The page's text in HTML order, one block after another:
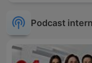
Podcast